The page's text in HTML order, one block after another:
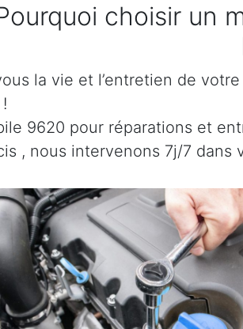
choisir un
la vie et l’entretien de
9620 pour réparations et
, nous intervenons 7j/7 dans